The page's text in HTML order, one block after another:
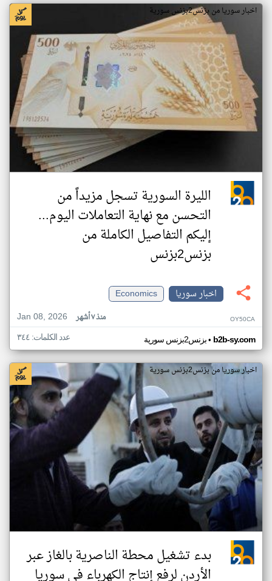
اخبار سوريا من بزنس2بزنس سورية
الليرة السورية تسجل مزيداً من
التحسن مع نهاية التعاملات اليوم...
إليكم التفاصيل الكاملة من
بزنس2بزنس
اخبار سوريا
Economics
Jan 08, 2026
منذ ٧ أشهر OY50CA
بزنس2بزنس سورية• b2b-sy.com عدد الكلمات: ٣٤٤
اخبار سوريا من بزنس2بزنس سورية
بدء تشغيل محطة الناصرية بالغاز عبر
الأردن لرفع إنتاج الكهرباء في سوريا